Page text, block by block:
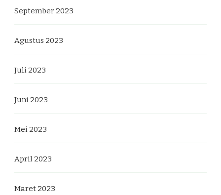
September 2023
Agustus 2023
Juli 2023
Juni 2023
Mei 2023
April 2023
Maret 2023